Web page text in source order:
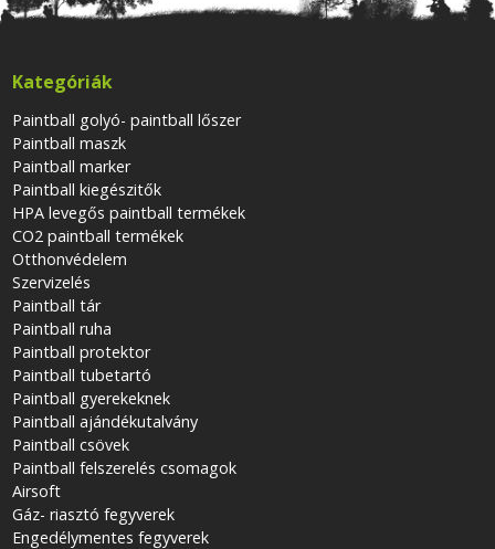
Kategóriák
Paintball golyó- paintball lőszer
Paintball maszk
Paintball marker
Paintball kiegészitők
HPA levegős paintball termékek
CO2 paintball termékek
Otthonvédelem
Szervizelés
Paintball tár
Paintball ruha
Paintball protektor
Paintball tubetartó
Paintball gyerekeknek
Paintball ajándékutalvány
Paintball csövek
Paintball felszerelés csomagok
Airsoft
Gáz- riasztó fegyverek
Engedélymentes fegyverek